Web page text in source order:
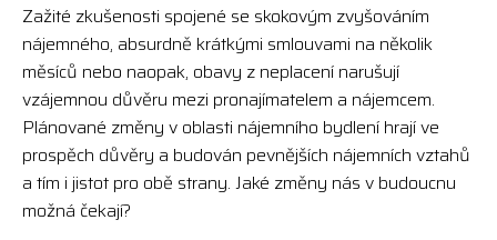
Zažité zkušenosti spojené se skokovým zvyšováním
nájemného, absurdně krátkými smlouvami na několik
měsíců nebo naopak, obavy z neplacení narušují
vzájemnou důvěru mezi pronajímatelem a nájemcem.
Plánované změny v oblasti nájemního bydlení hrají ve
prospěch důvěry a budován pevnějších nájemních vztahů
a tím i jistot pro obě strany. Jaké změny nás v budoucnu
možná čekají?